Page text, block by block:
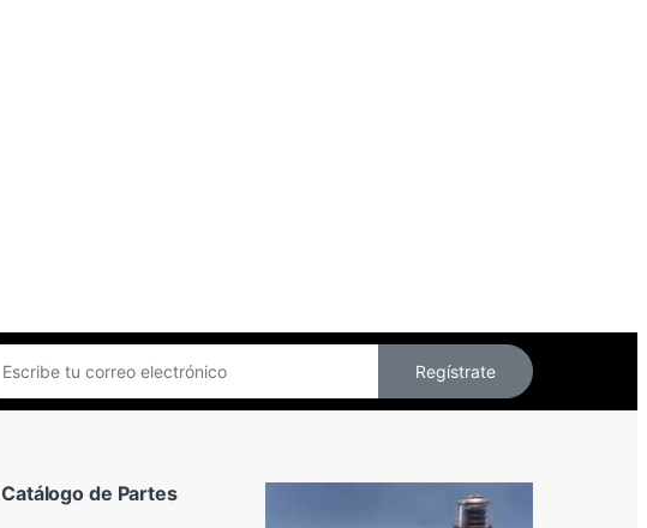
Regístrate
Catálogo de Partes